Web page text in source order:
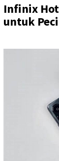
Infinix Hot
untuk